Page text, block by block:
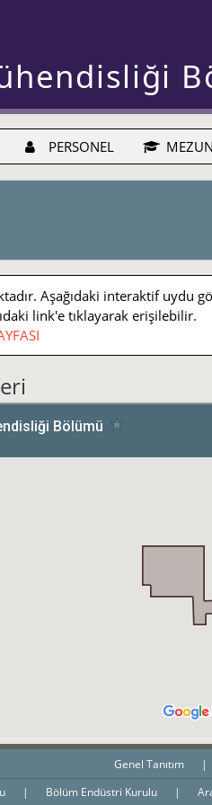
PERSONEL
Aşağıdaki interaktif
link'e tıklayarak erişilebilir.
Genel Tanıtım |
| Bölüm Endüstri Kurulu |